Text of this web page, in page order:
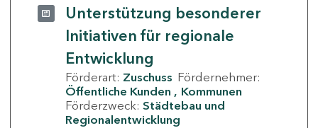
Unterstützung besonderer
Initiativen für regionale
Entwicklung
Förderart: Zuschuss Fördernehmer:
Öffentliche Kunden
Kommunen
Förderzweck: Städtebau und
Regionalentwicklung